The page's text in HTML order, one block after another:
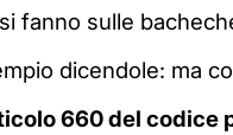
fanno sulle
dicendole: ma
660 del codice